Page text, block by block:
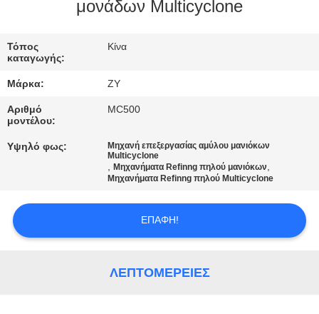
ΈΛΕΓΧΟΣ
ΜΑΣ
ΕΛΆΤΕ
ΕΠΑΦΉ
ΜΕ
ΖΗΤΉΣΤΕ
ΑΠΌΣΠΑΣΜΑ
μονάδων Multicyclone
Τόπος
καταγωγής:
Κίνα
Μάρκα: ZY
Αριθμό
μοντέλου:
MC500
Υψηλό φως:
Μηχανή επεξεργασίας αμύλου μανιόκων
Multicyclone
,Μηχανήματα Refinng πηλού μανιόκων,
Μηχανήματα Refinng πηλού Multicyclone
ΕΠΑΦΉ!
ΛΕΠΤΟΜΈΡΕΙΕΣ